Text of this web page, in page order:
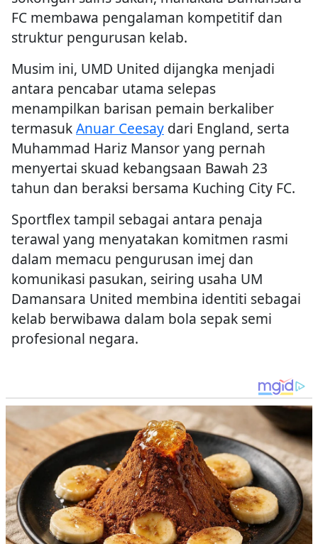
FC membawa pengalaman kompetitif dan
struktur pengurusan kelab.
Musim ini, UMD United dijangka menjadi
antara pencabar utama selepas
menampilkan barisan pemain berkaliber
termasukAnuar Ceesay dari England, serta
Muhammad Hariz Mansor yang pernah
menyertai skuad kebangsaan Bawah 23
tahun dan beraksi bersama Kuching City FC.
Sportflex tampil sebagai antara penaja
terawal yang menyatakan komitmen rasmi
dalam memacu pengurusan imej dan
komunikasi pasukan, seiring usaha UM
Damansara United membina identiti sebagai
kelab berwibawa dalam bola sepak semi
profesional negara.